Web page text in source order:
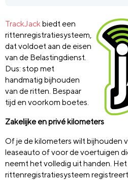
TrackJackbiedt een
rittenregistratiesysteem,
dat voldoet aan de eisen
van de Belastingdienst.
Dus: stop met
handmatig bijhouden
van de ritten. Bespaar
tijd en voorkom boetes.
Zakelijke en privé kilometers
Of je de kilometers wilt bijhouden
leaseauto of voor de voertuigen
neemt het volledig uit handen. Het
rittenregistratiesysteem